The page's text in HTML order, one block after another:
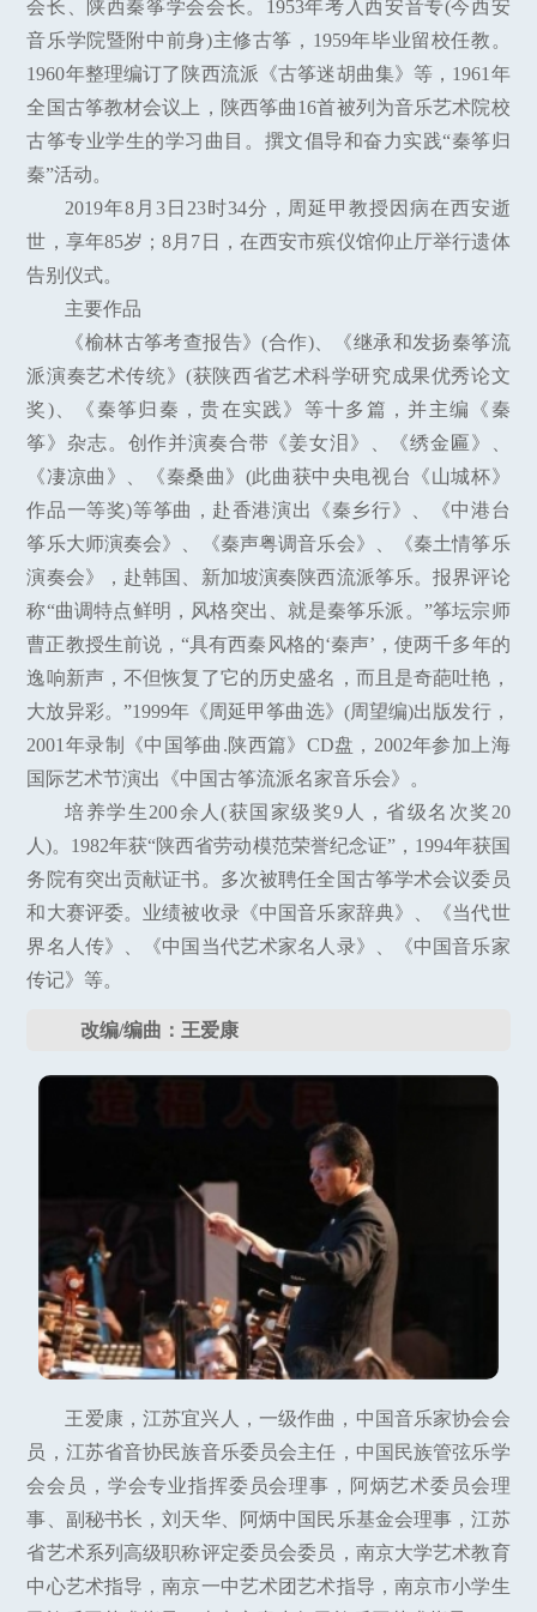
会长、陕西秦筝学会会长。1953年考入西安音专(今西安
音乐学院暨附中前身)主修古筝，1959年毕业留校任教。
1960年整理编订了陕西流派《古筝迷胡曲集》等，1961年
全国古筝教材会议上，陕西筝曲16首被列为音乐艺术院校
古筝专业学生的学习曲目。撰文倡导和奋力实践“秦筝归
秦”活动。
2019年8月3日23时34分，周延甲教授因病在西安逝
世，享年85岁；8月7日，在西安市殡仪馆仰止厅举行遗体
告别仪式。
主要作品
《榆林古筝考查报告》(合作)、《继承和发扬秦筝流
派演奏艺术传统》(获陕西省艺术科学研究成果优秀论文
奖)、《秦筝归秦，贵在实践》等十多篇，并主编《秦
筝》杂志。创作并演奏合带《姜女泪》、《绣金匾》、
《凄凉曲》、《秦桑曲》(此曲获中央电视台《山城杯》
作品一等奖)等筝曲，赴香港演出《秦乡行》、《中港台
筝乐大师演奏会》、《秦声粤调音乐会》、《秦土情筝乐
演奏会》，赴韩国、新加坡演奏陕西流派筝乐。报界评论
称“曲调特点鲜明，风格突出、就是秦筝乐派。”筝坛宗师
曹正教授生前说，“具有西秦风格的‘秦声’，使两千多年的
逸响新声，不但恢复了它的历史盛名，而且是奇葩吐艳，
大放异彩。”1999年《周延甲筝曲选》(周望编)出版发行，
2001年录制《中国筝曲.陕西篇》CD盘，2002年参加上海
国际艺术节演出《中国古筝流派名家音乐会》。
培养学生200余人(获国家级奖9人，省级名次奖20
人)。1982年获“陕西省劳动模范荣誉纪念证”，1994年获国
务院有突出贡献证书。多次被聘任全国古筝学术会议委员
和大赛评委。业绩被收录《中国音乐家辞典》、《当代世
界名人传》、《中国当代艺术家名人录》、《中国音乐家
传记》等。
改编/编曲：王爱康
王爱康，江苏宜兴人，一级作曲，中国音乐家协会会
员，江苏省音协民族音乐委员会主任，中国民族管弦乐学
会会员，学会专业指挥委员会理事，阿炳艺术委员会理
事、副秘书长，刘天华、阿炳中国民乐基金会理事，江苏
省艺术系列高级职称评定委员会委员，南京大学艺术教育
中心艺术指导，南京一中艺术团艺术指导，南京市小学生